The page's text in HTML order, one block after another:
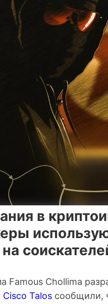
в
Famous Chollima
Cisco Talos сообщили,